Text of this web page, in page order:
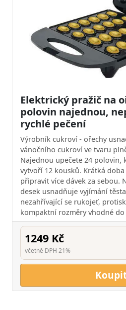
Elektrický pražič na
polovin najednou,
rychlé pečení
Výrobník cukroví - ořechy
vánočního cukroví ve tvaru
Najednou upečete 24 polovin,
vytvoří 12 kousků. Krátká
připravit více dávek za sebou.
desek usnadňuje vyjímání
nezahřívající se rukojeť,
kompaktní rozměry vhodné
1249 Kč
včetně DPH 21%